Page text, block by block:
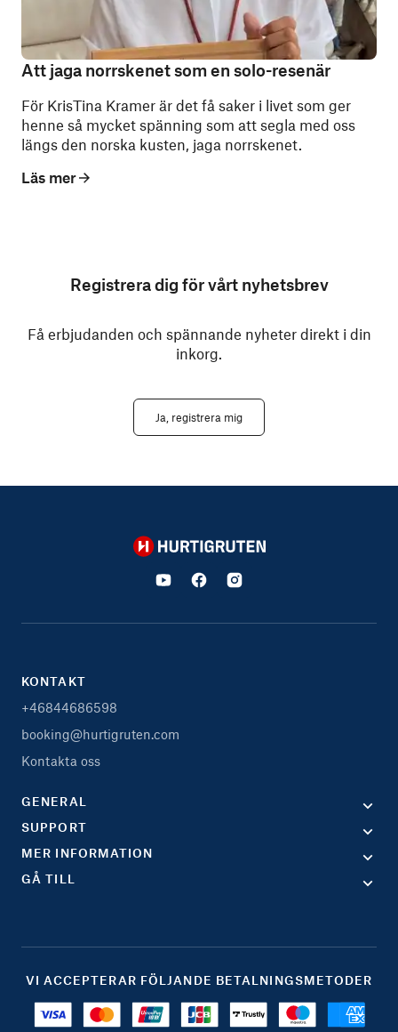
Att jaga norrskenet som en solo-resenär
För KrisTina Kramer är det få saker i livet som ger
henne så mycket spänning som att segla med oss
längs den norska kusten, jaga norrskenet.
Läs mer
Registrera dig för vårt nyhetsbrev
Få erbjudanden och spännande nyheter direkt i din
inkorg.
Ja, registrera mig
Hurtigruten
KONTAKT
+46844686598
booking@hurtigruten.com
Kontakta oss
GENERAL
SUPPORT
MER INFORMATION
GÅ TILL
VI ACCEPTERAR FÖLJANDE BETALNINGSMETODER